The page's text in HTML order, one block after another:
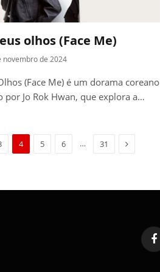
olhos (Face Me)
novembro de 2024
(Face Me) é um dorama coreano
por Jo Rok Hwan, que explora a…
4 5 6 … 31 Next